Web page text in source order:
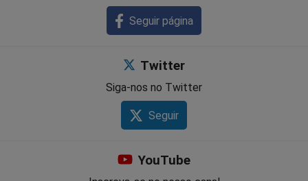
Seguir página
Twitter
Siga-nos no Twitter
Seguir
YouTube